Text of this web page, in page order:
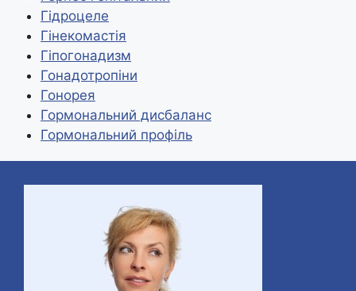
n
и
и
с
Гідроцеле
Гінекомастія
Гіпогонадизм
Гонадотропіни
Гонорея
Гормональний дисбаланс
Гормональний профіль